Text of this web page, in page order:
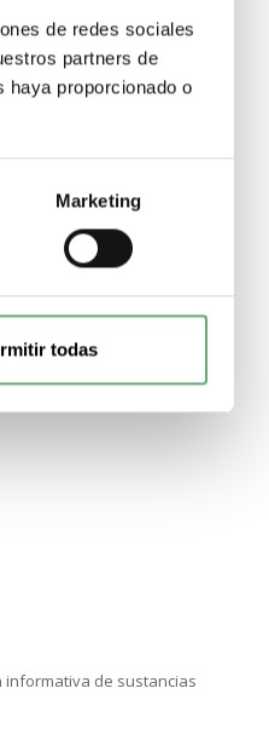
de redes sociales
partners de
haya proporcionado o
Marketing
todas
informativa de sustancias